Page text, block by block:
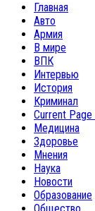
Главная
Авто
Армия
В мире
ВПК
Интервью
История
Криминал
Current
Медицина
Здоровье
Мнения
Наука
Новости
Образование